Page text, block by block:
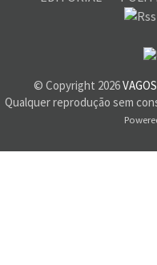
© Copyright 2026
Qualquer reprodução sem